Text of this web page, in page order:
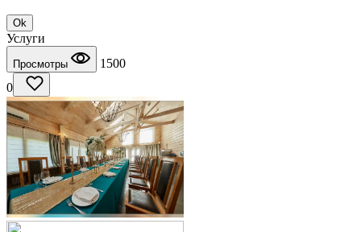
Ok
Услуги
Просмотры
1500
0